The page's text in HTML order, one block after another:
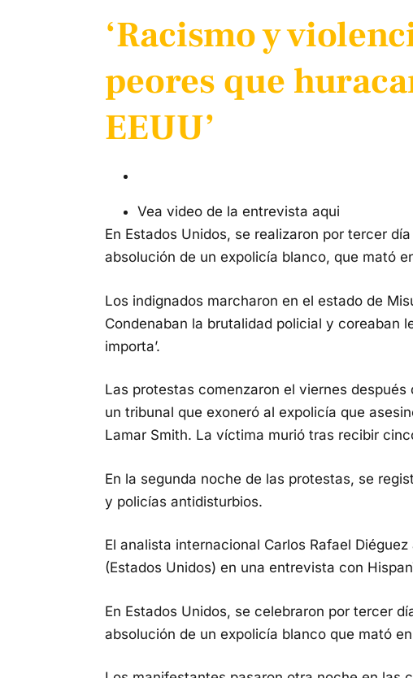
‘Racismo y
peores que
EEUU’
Vea video de la entrevista aqui
En Estados Unidos, se realizaron por tercer
absolución de un expolicía blanco, que mató
Los indignados marcharon en el estado de
Condenaban la brutalidad policial y coreaban
importa’.
Las protestas comenzaron el viernes
un tribunal que exoneró al expolicía que
Lamar Smith. La víctima murió tras recibir
En la segunda noche de las protestas, se
y policías antidisturbios.
El analista internacional Carlos Rafael
(Estados Unidos) en una entrevista con
En Estados Unidos, se celebraron por tercer
absolución de un expolicía blanco que mató